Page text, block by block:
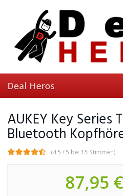
Deal Heros
AUKEY Key Series
Bluetooth
(4.5 / 5 bei 15 Stimmen)
87,95 €